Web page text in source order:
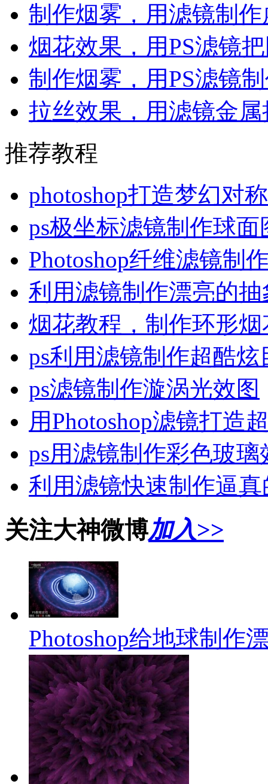
制作烟雾，用滤镜制
烟花效果，用PS滤镜
制作烟雾，用PS滤镜
拉丝效果，用滤镜金
推荐教程
photoshop打造梦幻对
ps极坐标滤镜制作球面
Photoshop纤维滤镜制
利用滤镜制作漂亮的
烟花教程，制作环形
ps利用滤镜制作超酷
ps滤镜制作漩涡光效图
用Photoshop滤镜打造
ps用滤镜制作彩色玻璃
利用滤镜快速制作逼
关注大神微博加入>>
Photoshop给地球制作